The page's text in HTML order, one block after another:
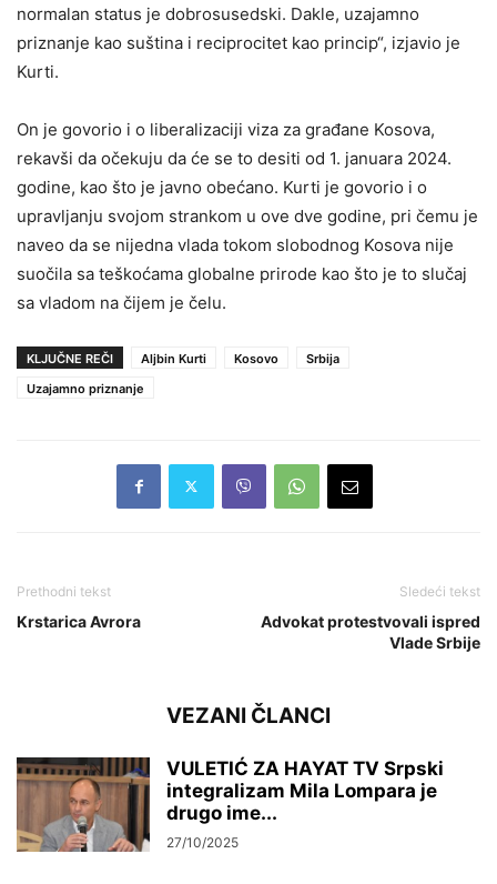
normalan status je dobrosusedski. Dakle, uzajamno
priznanje kao suština i reciprocitet kao princip“, izjavio je
Kurti.
On je govorio i o liberalizaciji viza za građane Kosova,
rekavši da očekuju da će se to desiti od 1. januara 2024.
godine, kao što je javno obećano. Kurti je govorio i o
upravljanju svojom strankom u ove dve godine, pri čemu je
naveo da se nijedna vlada tokom slobodnog Kosova nije
suočila sa teškoćama globalne prirode kao što je to slučaj
sa vladom na čijem je čelu.
KLJUČNE REČI Aljbin Kurti Kosovo
Srbija
Uzajamno priznanje
Prethodni tekst
Krstarica Avrora
Sledeći tekst
Advokat protestvovali ispred
Vlade Srbije
VEZANI ČLANCI
VULETIĆ ZA HAYAT TV Srpski
integralizam Mila Lompara je
drugo ime...
27/10/2025